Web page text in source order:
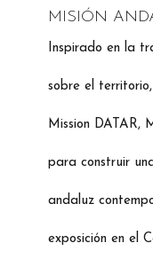
MISIÓN
Inspirado en la
sobre el
Mission DATAR,
para construir
andaluz
exposición en el